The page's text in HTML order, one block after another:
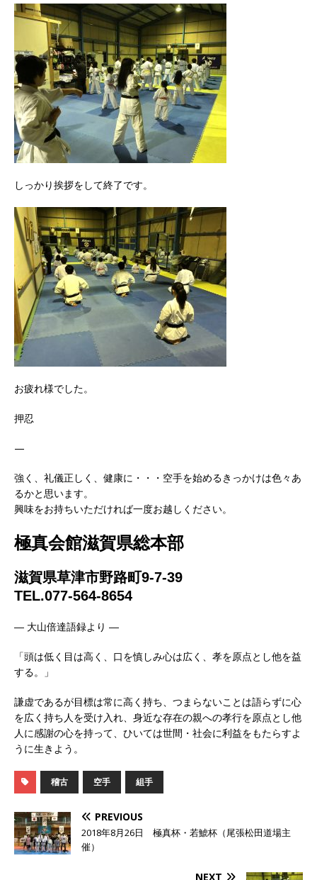
しっかり挨拶をして終了です。
お疲れ様でした。
押忍
—
強く、礼儀正しく、健康に・・・空手を始めるきっかけは色々あ
るかと思います。
興味をお持ちいただければ一度お越しください。
極真会館滋賀県総本部
滋賀県草津市野路町9-7-39
TEL.077-564-8654
— 大山倍達語録より —
「頭は低く目は高く、口を慎しみ心は広く、孝を原点とし他を益
する。」
謙虚であるが目標は常に高く持ち、つまらないことは語らずに心
を広く持ち人を受け入れ、身近な存在の親への孝行を原点とし他
人に感謝の心を持って、ひいては世間・社会に利益をもたらすよ
うに生きよう。
稽古 空手 組手
PREVIOUS
2018年8月26日 極真杯・若鯱杯（尾張松田道場主
催）
NEXT